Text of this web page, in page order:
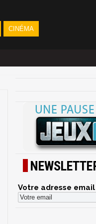
CINÉMA
Votre adresse email